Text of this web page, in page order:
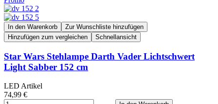
In den Warenkorb
Zur Wunschliste hinzufügen
Hinzufügen zum vergleichen
Schnellansicht
Star Wars Stehlampe Darth Vader Lichtschwert
Light Sabber 152 cm
LED Artikel
74,99 €